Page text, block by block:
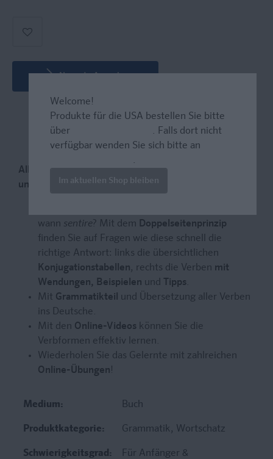
Neueste Ausgabe
Alle italienischen Verbformen schnell nachschlagen
und sofort richtig anwenden
wann sentire? Mit dem Doppelseitenprinzip
finden Sie auf Fragen wie diese schnell die
richtige Antwort: links die übersichtlichen
Konjugationstabellen, rechts die Verben mit
Wendungen,
Beispielen und Tipps.
Mit Grammatikteil
und Übersetzung aller Verben
ins Deutsche.
Mit den Online-Videos können Sie die
Verbformen effektiv lernen.
Wiederholen Sie das Gelernte mit zahlreichen
Online-Übungen!
Medium: Buch
Produktkategorie: Grammatik , Wortschatz
Schwierigkeitsgrad:
Für Anfänger &
Welcome!
Produkte für die USA bestellen Sie bitte
über
. Falls dort nicht
verfügbar wenden Sie sich bitte an
.
Im aktuellen Shop bleiben